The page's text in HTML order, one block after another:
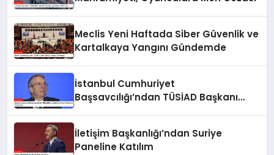
Meclis Yeni Haftada Siber Güvenlik ve
Kartalkaya Yangını Gündemde
İstanbul Cumhuriyet
Başsavcılığı’ndan TÜSİAD Başkanı
İletişim Başkanlığı’ndan Suriye
Paneline Katılım